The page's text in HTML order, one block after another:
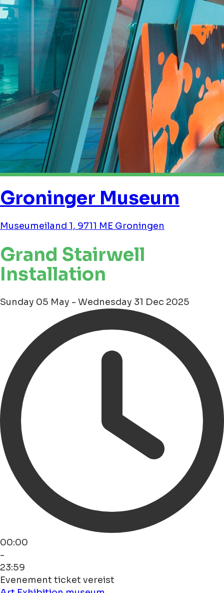
Groninger Museum
Museumeiland 1, 9711 ME Groningen
Grand Stairwell
Installation
Sunday 05 May - Wednesday 31 Dec 2025
00:00
-
23:59
Evenement ticket vereist